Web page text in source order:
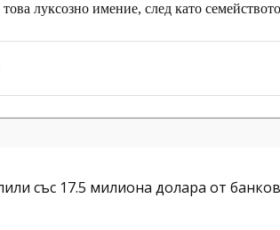
луксозно имение, след като
със 17.5 милиона долара от